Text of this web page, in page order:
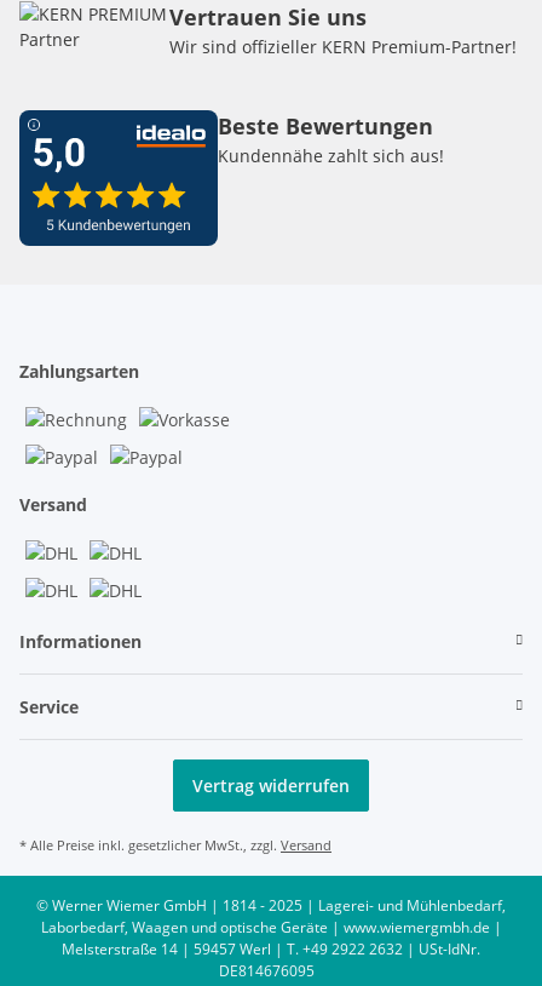
Vertrauen Sie uns
Wir sind offizieller KERN Premium-Partner!
Beste Bewertungen
Kundennähe zahlt sich aus!
Zahlungsarten
Versand
Informationen
Service
Vertrag widerrufen
* Alle Preise inkl. gesetzlicher MwSt., zzgl. Versand
© Werner Wiemer GmbH | 1814 - 2025 | Lagerei- und Mühlenbedarf,
Laborbedarf, Waagen und optische Geräte | www.wiemergmbh.de |
Melsterstraße 14 | 59457 Werl | T. +49 2922 2632 | USt-IdNr.
DE814676095